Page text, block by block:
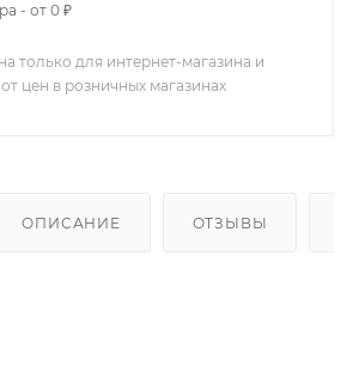
- от 0 ₽
только для интернет-магазина и
цен в розничных магазинах
ОПИСАНИЕ ОТЗЫВЫ